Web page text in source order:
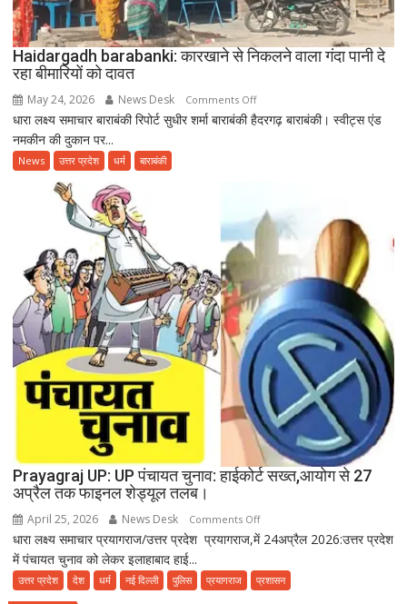
अंतरराष्ट्रीय
योग
दिवस
Haidargadh barabanki: कारखाने से निकलने वाला गंदा पानी दे
रहा बीमारियों को दावत
May 24, 2026 News Desk Comments Offon
Haidargadh
वाला
रहा
बीमारियों
को
दावत
धारा लक्ष्य समाचार बाराबंकी रिपोर्ट सुधीर शर्मा बाराबंकी हैदरगढ़ बाराबंकी। स्वीट्स एंड
नमकीन की दुकान पर...
News उत्तर प्रदेश धर्म बाराबंकी
Prayagraj UP: UP पंचायत चुनाव: हाईकोर्ट सख्त,आयोग से 27
अप्रैल तक फाइनल शेड्यूल तलब।
April 25, 2026 News Desk Comments Offon
Prayagraj
UP
धारा लक्ष्य समाचार प्रयागराज/उत्तर प्रदेश प्रयागराज,में 24अप्रैल 2026:उत्तर प्रदेश
में पंचायत चुनाव को लेकर इलाहाबाद हाई...
उत्तर प्रदेश देश धर्म नई दिल्ली पुलिस प्रयागराज प्रशासन